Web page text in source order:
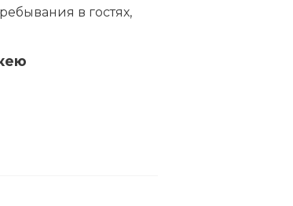
в гостях,